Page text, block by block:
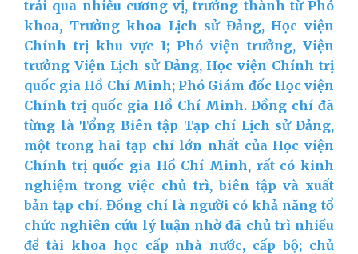
trải qua nhiều cương vị, trưởng thành từ Phó
khoa, Trưởng khoa Lịch sử Đảng, Học viện
Chính trị khu vực I; Phó viện trưởng, Viện
trưởng Viện Lịch sử Đảng, Học viện Chính trị
quốc gia Hồ Chí Minh; Phó Giám đốc Học viện
Chính trị quốc gia Hồ Chí Minh. Đồng chí đã
từng là Tổng Biên tập Tạp chí Lịch sử Đảng,
một trong hai tạp chí lớn nhất của Học viện
Chính trị quốc gia Hồ Chí Minh, rất có kinh
nghiệm trong việc chủ trì, biên tập và xuất
bản tạp chí. Đồng chí là người có khả năng tổ
chức nghiên cứu lý luận nhờ đã chủ trì nhiều
đề tài khoa học cấp nhà nước, cấp bộ; chủ